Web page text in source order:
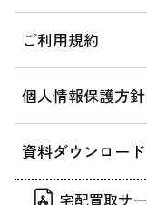
ご利用規約
個人情報保護方
資料ダウンロード
宅配買取サ